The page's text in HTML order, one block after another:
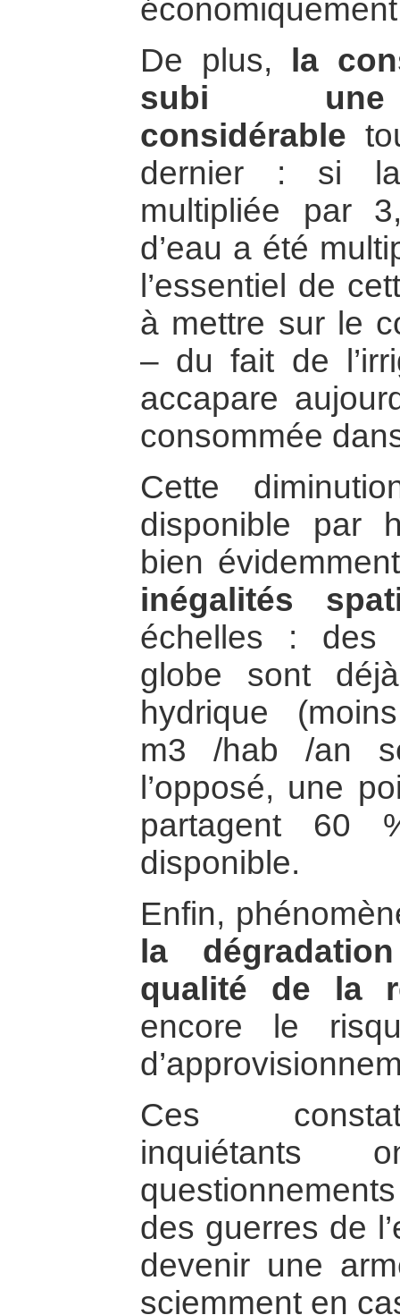
De plus,
la
subi une
considérable
dernier : si
multipliée par
d’eau a été
l’essentiel de
à mettre sur le
– du fait de
accapare
consommée
Cette
disponible par
bien
inégalités
échelles : des
globe sont
hydrique
m3 /hab /an
l’opposé, une
partagent 60
disponible.
Enfin,
la
qualité de la
encore le
Ces
inquiétants
des guerres de
devenir une
sciemment en